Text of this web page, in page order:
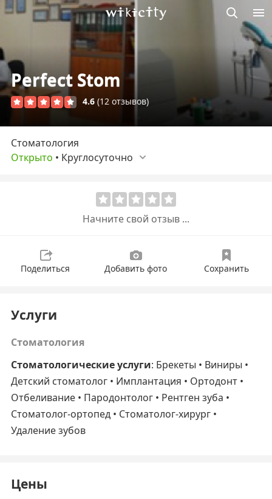
Викисити
Perfect Stom
4.6 (12 отзывов)
Стоматология
Открыто • Круглосуточно
Начните свой отзыв ...
Поделиться Добавить фото Сохранить
Услуги
Стоматология
Стоматологические услуги: Брекеты • Виниры •
Детский стоматолог • Имплантация • Ортодонт •
Отбеливание • Пародонтолог • Рентген зуба •
Стоматолог-ортопед • Стоматолог-хирург •
Удаление зубов
Цены